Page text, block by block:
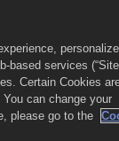
di gioco
sono marchi di
Dragons! La
personalize
based services
Certain Cookies
can change your
please go to the